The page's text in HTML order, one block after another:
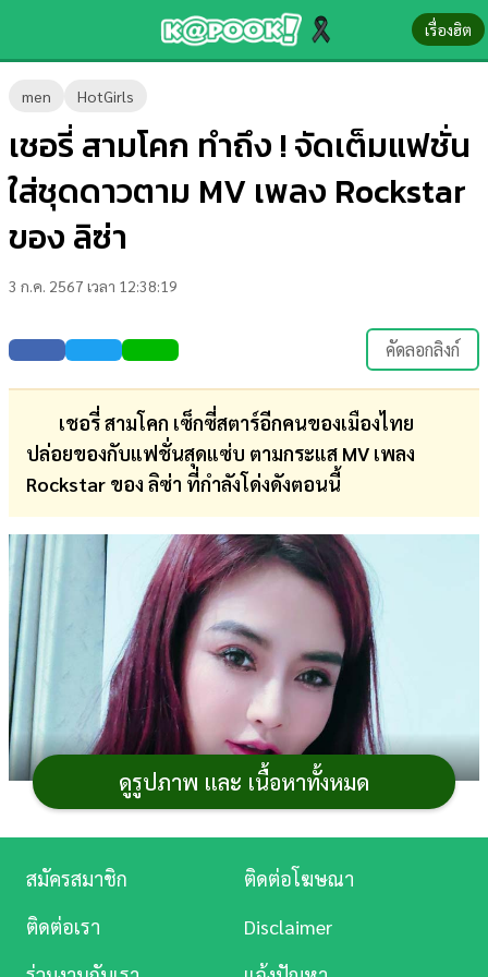
เรื่องฮิต
men HotGirls
เชอรี่ สามโคก ทำถึง ! จัดเต็มแฟชั่น
ใส่ชุดดาวตาม MV เพลง Rockstar
ของ ลิซ่า
3 ก.ค. 2567 เวลา 12:38:19
คัดลอกลิงก์
เชอรี่ สามโคก เซ็กซี่สตาร์อีกคนของเมืองไทย
ปล่อยของกับแฟชั่นสุดแซ่บ ตามกระแส MV เพลง
Rockstar ของ ลิซ่า ที่กำลังโด่งดังตอนนี้
ดูรูปภาพ และ เนื้อหาทั้งหมด
ข่าว-
ความ
รู้
ข่าว
บันเทิง
ตรวจ
หวย
บอล
สด
เงิน
การ
ศึกษา
บันเทิง
ดู
หนัง
สมัครสมาชิก
ติดต่อโฆษณา
ติดต่อเรา
Disclaimer